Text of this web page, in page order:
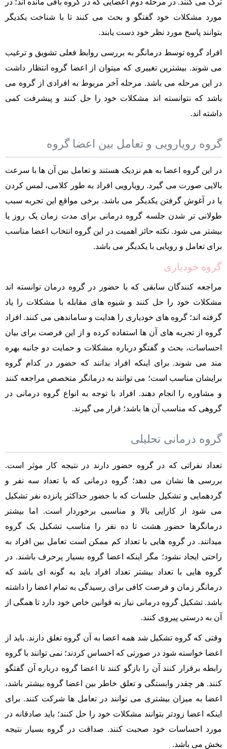
ترک می کنند. در مرحله دوم اعضایی که در گروه باقی مانده اند؛ در
مورد مشکلات خود گفتگو و بحث می کنند تا با شناخت یکدیگر
بتوانند پاسخ مورد نظر خود دست یابند.
افراد گروه توسط درمانگر به بررسی روابط فعلی تشویق و ترغیب
می شوند. بیشترین تغییری که میتوان از اعضا گروه انتظار داشت
در این مرحله می باشد. مرحله آخر مربوط به افرادی از گروه می
باشد که نتوانسته اند مشکلات خود را حل کنند و پیشرفت کمی
داشته اند.
گروه رویارویی و تعامل بین اعضا گروه
در این گروه اعضا به هم نزدیک هستند و تعامل بین آن ها با سرعت
بالایی صورت می گیرد. رویارویی افراد به طور کلامی، لمس کردن
یا در آغوش گرفتن یکدیگر می باشد. برخی مواقع این تجربه سبب
طولانی تر شدن جلسه گروه درمانی برای مدت زمان یک روز یا
بیشتر می شود. نکته حائز اهمیت در این گروه انتخاب اعضا مناسب
برای تعامل و رویایی با یکدیگر می باشد.
گروه خودیاری
مراجعه کنندگان سابقی که با حضور در گروه درمان توانسته اند
مشکلات خود را حل کنند و شیوه های مقابله با مشکلات را یاد
گرفته اند؛ گروه های خودیاری را هدایت و ساماندهی می کنند. افراد
گروه از تجربه های آن ها استفاده کرده و از این فرصت برای بیان
احساسات، بحث و گفتگو درباره مشکلات و حمایت دو جانبه بهره
مند می شوند. برای اینکه افراد بدانند که حضور در کدام گروه
برایشان مناسب است؛ می توانند به درمانگر متخصص مراجعه کنند
و مشاوره را انجام دهند. افراد با توجه به انواع گروه درمانی در
گروهی که مناسب آن ها باشد؛ قرار می گیرند.
گروه درمانی تحلیلی
تعداد نفراتی که در گروه حضور دارند در نتیجه کار موثر است.
بررسی ها نشان می دهد؛ گروه درمانی که با تعداد سه نفر و
گردهمایی و تشکیل جلسات که با حضور حداکثر پانزده نفر تشکیل
می شود از کارایی بالا و مناسبی برخوردار است. اما بیشتر
درمانگرها حضور هشت تا ده نفر را مناسب تشکیل یک گروه
میدانند. در گروه هایی با تعداد کم ممکن است تعامل بین افراد به
راحتی ایجاد نشود؛ مگر اینکه اعضا گروه بسیار پرحرف باشند. در
گروه هایی با تعداد بیشتر تعداد افراد باید به گونه ای باشد که
درمانگر زمان و فرصت کافی برای رسیدگی به تمام اعضا را داشته
باشد. تشکیل گروه درمانی نیاز به قوانین خاص خود دارد تا همگی از
آن به درستی پیروی کنند.
وقتی که گروه تشکیل شد همه اعضا به آن گروه تعلق دارند. باید از
اعضا خواسته شود در صورتی که احساس کردند؛ نمی توانند با گروه
رابطه برقرار کنند آن را بازگو کنند تا اعضا گروه درباره آن گفتگو
کنند. هر چقدر وابستگی و تعلق خاطر بین اعضا گروه بیشتر باشد،
اعضا به میزان بیشتری می توانند در تعامل ها شرکت کنند. برای
اینکه اعضا زودتر بتوانند مشکلات خود را حل کنند؛ باید صادقانه در
مورد احساسات خود صحبت کنند. صداقت در گروه بسیار نتیجه
بخش می باشد.